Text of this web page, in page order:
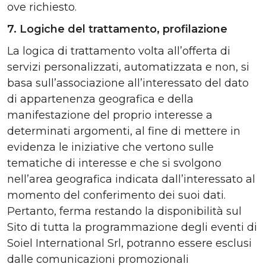
ove richiesto.
7. Logiche del trattamento, profilazione
La logica di trattamento volta all’offerta di
servizi personalizzati, automatizzata e non, si
basa sull’associazione all’interessato del dato
di appartenenza geografica e della
manifestazione del proprio interesse a
determinati argomenti, al fine di mettere in
evidenza le iniziative che vertono sulle
tematiche di interesse e che si svolgono
nell’area geografica indicata dall’interessato al
momento del conferimento dei suoi dati.
Pertanto, ferma restando la disponibilità sul
Sito di tutta la programmazione degli eventi di
Soiel International Srl, potranno essere esclusi
dalle comunicazioni promozionali